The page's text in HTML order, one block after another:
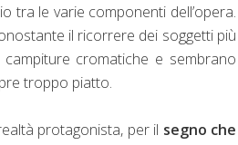
tra le varie componenti dell’opera.
il ricorrere dei soggetti più
cromatiche e sembrano
troppo piatto.
protagonista, per il segno che